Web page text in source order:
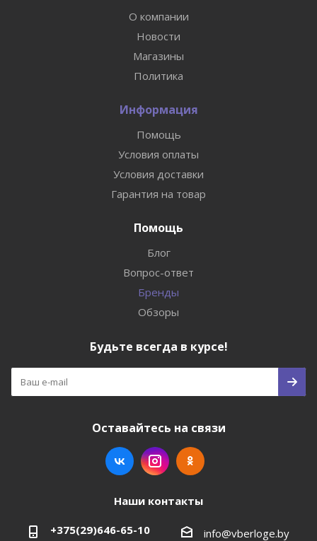
О компании
Новости
Магазины
Политика
Информация
Помощь
Условия оплаты
Условия доставки
Гарантия на товар
Помощь
Блог
Вопрос-ответ
Бренды
Обзоры
Будьте всегда в курсе!
Оставайтесь на связи
Наши контакты
+375(29)646-65-10 info@vberloge.by